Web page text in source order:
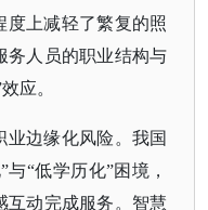
度上减轻了繁复的照
务人员的职业结构与
应。
边缘化风险。我国
与“低学历化”困境，
互动完成服务。智慧